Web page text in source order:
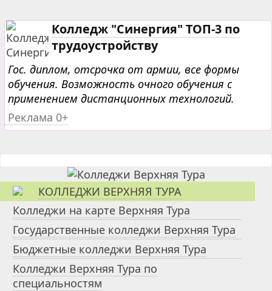
Колледж "Синергия" ТОП-3 по
трудоустройству
Гос. диплом, отсрочка от армии, все формы
обучения. Возможность очного обучения с
применением дистанционных технологий.
Реклама 0+
КОЛЛЕДЖИ ВЕРХНЯЯ ТУРА
Колледжи на карте Верхняя Тура
Государственные колледжи Верхняя Тура
Бюджетные колледжи Верхняя Тура
Колледжи Верхняя Тура по
специальностям